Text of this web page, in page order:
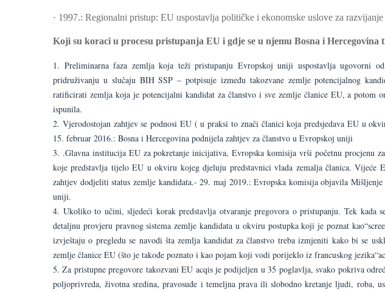
· 1997.: Regionalni pristup: EU uspostavlja političke i ekonomske uslove za
Koji su koraci u procesu pristupanja EU i gdje se u njemu Bosna i Hercegovina
Preliminarna faza zemlja koja teži pristupanju Evropskoj uniji uspostavlja ugovorni
pridruživanju u slučaju BIH SSP – potpisuje između takozvane zemlje potencijalnog
ratificirati zemlja koja je potencijalni kandidat za članstvo i sve zemlje članice EU, a potom
ispunila.
Vjerodostojan zahtjev se podnosi EU ( u praksi to znači članici koja predsjedava EU u
15. februar 2016.: Bosna i Hercegovina podnijela zahtjev za članstvo u Evropskoj uniji
.Glavna institucija EU za pokretanje inicijativa, Evropska komisija vrši početnu procjenu
koje predstavlja tijelo EU u okviru kojeg djeluju predstavnici vlada zemalja članica. Vijeće
zahtjev dodjeliti status zemlje kandidata.- 29. maj 2019.: Evropska komisija objavila
uniji.
Ukoliko to učini, sljedeći korak predstavlja otvaranje pregovora o pristupanju. Tek kada
detaljnu provjeru pravnog sistema zemlje kandidata u okviru postupka koji je poznat
izvještaju o pregledu se navodi šta zemlja kandidat za članstvo treba izmjeniti kako bi se
zemlje članice EU (što je takođe poznato i kao pojam koji vodi porijeklo iz francuskog
Za pristupne pregovore takozvani EU acqis je podijeljen u 35 poglavlja, svako pokriva
poljoprivreda, životna sredina, pravosuđe i temeljna prava ili slobodno kretanje ljudi, roba,